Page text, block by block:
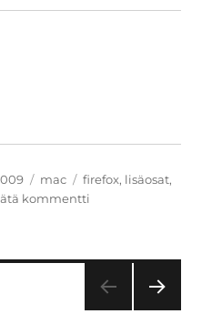
Kategoriat
mac Avainsanat
firefox, lisäosat,
kommentti
OS
X:lle